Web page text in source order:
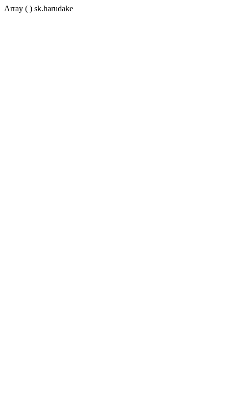
Array ( ) sk.harudake